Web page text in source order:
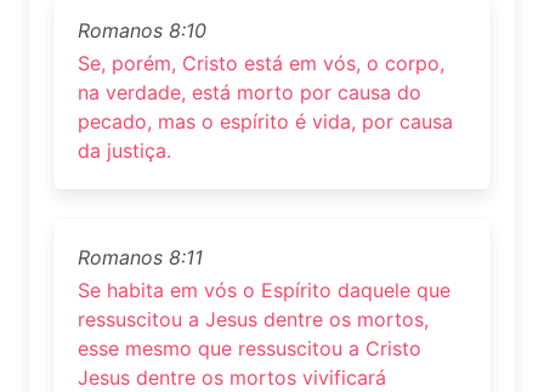
Romanos 8:10
Se, porém, Cristo está em vós, o corpo,
na verdade, está morto por causa do
pecado, mas o espírito é vida, por causa
da justiça.
Romanos 8:11
Se habita em vós o Espírito daquele que
ressuscitou a Jesus dentre os mortos,
esse mesmo que ressuscitou a Cristo
Jesus dentre os mortos vivificará